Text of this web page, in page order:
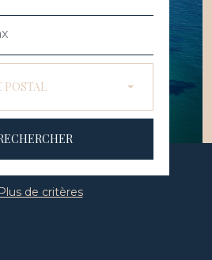
POSTAL
de critères